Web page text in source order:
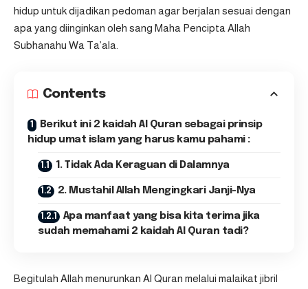
hidup untuk dijadikan pedoman agar berjalan sesuai dengan
apa yang diinginkan oleh sang Maha Pencipta Allah
Subhanahu Wa Ta’ala.
Contents
Berikut ini 2 kaidah Al Quran sebagai prinsip
hidup umat islam yang harus kamu pahami :
1. Tidak Ada Keraguan di Dalamnya
2. Mustahil Allah Mengingkari Janji-Nya
Apa manfaat yang bisa kita terima jika
sudah memahami 2 kaidah Al Quran tadi?
Begitulah Allah menurunkan Al Quran melalui malaikat jibril